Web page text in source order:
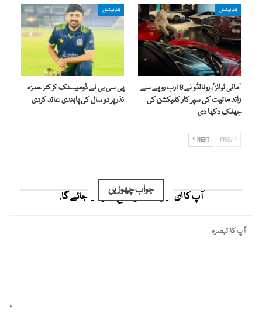
انٹرنیشنل
’مائی ٹوائز‘، رونالڈو نے 8 ارب روپے سے
زائد مالیت کی سپر کار کلیکشن کی
جھلک دکھا دی
انٹرنیشنل
پی سی بی نے ڈومیسٹک کرکٹر حمزہ
نذر پر دو سال کی پابندی عائد کردی
NEXT
جواب چھوڑیں
آپ کا ای میل ایڈریس شائع نہیں کیا جائے گا.